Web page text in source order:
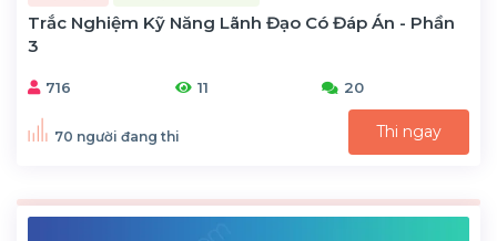
Trắc Nghiệm Kỹ Năng Lãnh Đạo Có Đáp Án - Phần
3
716 11 20
70 người đang thi Thi ngay